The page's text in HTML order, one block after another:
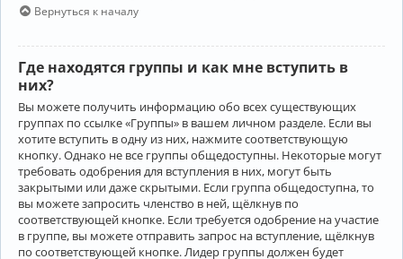
Вернуться к началу
Где находятся группы и как мне вступить в
них?
Вы можете получить информацию обо всех существующих
группах по ссылке «Группы» в вашем личном разделе. Если вы
хотите вступить в одну из них, нажмите соответствующую
кнопку. Однако не все группы общедоступны. Некоторые могут
требовать одобрения для вступления в них, могут быть
закрытыми или даже скрытыми. Если группа общедоступна, то
вы можете запросить членство в ней, щёлкнув по
соответствующей кнопке. Если требуется одобрение на участие
в группе, вы можете отправить запрос на вступление, щёлкнув
по соответствующей кнопке. Лидер группы должен будет